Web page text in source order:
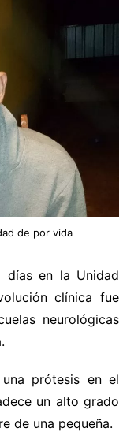
de por vida
días en la Unidad
clínica fue
neurológicas
prótesis en el
un alto grado
de una pequeña.